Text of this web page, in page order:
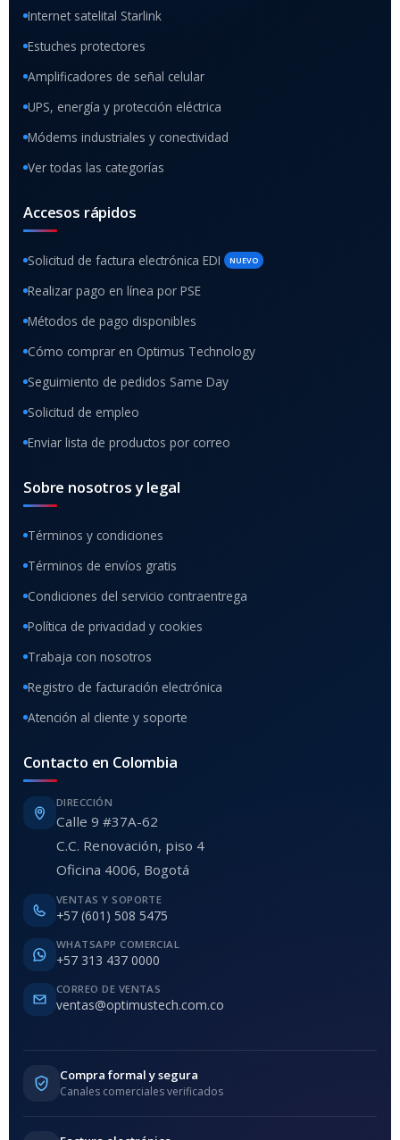
Internet satelital Starlink
Estuches protectores
Amplificadores de señal celular
UPS, energía y protección eléctrica
Módems industriales y conectividad
Ver todas las categorías
Accesos rápidos
Solicitud de factura electrónica EDI NUEVO
Realizar pago en línea por PSE
Métodos de pago disponibles
Cómo comprar en Optimus Technology
Seguimiento de pedidos Same Day
Solicitud de empleo
Enviar lista de productos por correo
Sobre nosotros y legal
Términos y condiciones
Términos de envíos gratis
Condiciones del servicio contraentrega
Política de privacidad y cookies
Trabaja con nosotros
Registro de facturación electrónica
Atención al cliente y soporte
Contacto en Colombia
DIRECCIÓN
Calle 9 #37A-62
C.C. Renovación, piso 4
Oficina 4006, Bogotá
VENTAS Y SOPORTE
+57 (601) 508 5475
WHATSAPP COMERCIAL
+57 313 437 0000
CORREO DE VENTAS
ventas@optimustech.com.co
Compra formal y segura
Canales comerciales verificados